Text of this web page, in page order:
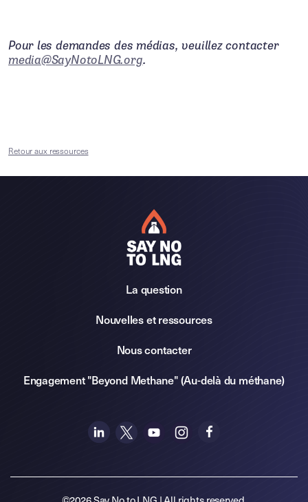
Pour les demandes des médias, veuillez contacter
media@SayNotoLNG.org.
Retour aux ressources
La question
Nouvelles et ressources
Nous contacter
Engagement "Beyond Methane" (Au-delà du méthane)